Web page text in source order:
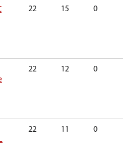
22 15 0
22 12 0
22 11 0